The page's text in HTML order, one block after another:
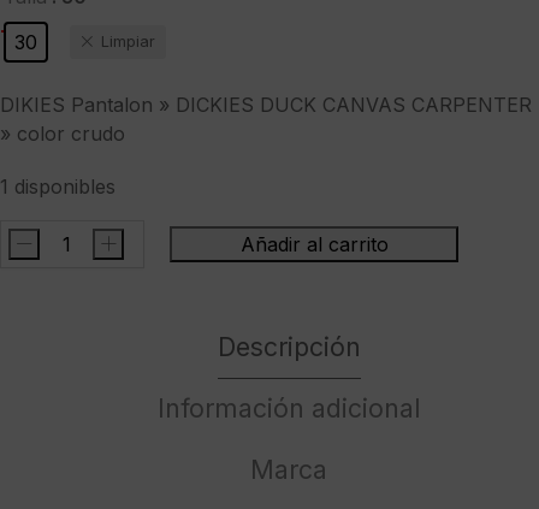
original
era:
actual
es:
-18%
30
Limpiar
DIKIES Pantalon » DICKIES DUCK CANVAS
» color crudo
1 disponibles
DIKIES
- + Añadir al carrito
Descripción
Información adicional
Marca